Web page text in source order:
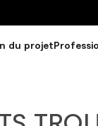
du projet